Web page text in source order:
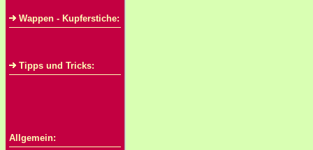
Wappen - Kupferstiche:
Tipps und Tricks:
Allgemein: